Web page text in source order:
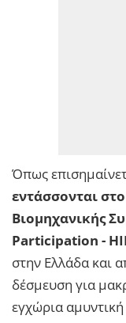
Όπως
εντάσσονται
Βιομηχανικής
Participation -
στην Ελλάδα και
δέσμευση για
εγχώρια